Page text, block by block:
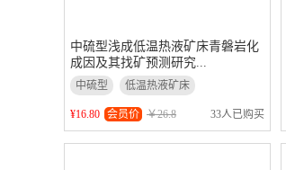
中硫型浅成低温热液矿床青磐岩化
成因及其找矿预测研究...
中硫型
低温热液矿床
找矿预测研究
¥16.80 会员价 ￥26.8 33人已购买